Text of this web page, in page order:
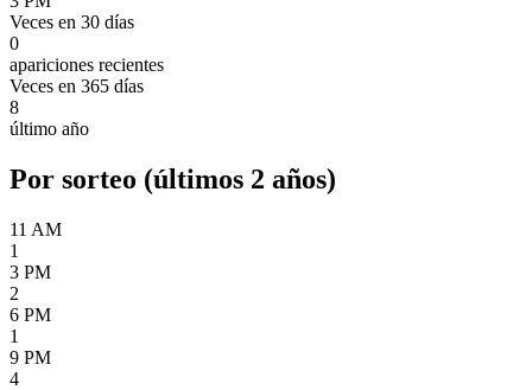
Veces en 30 días
0
apariciones recientes
Veces en 365 días
8
último año
Por sorteo (últimos 2 años)
11 AM
1
3 PM
2
6 PM
1
9 PM
4